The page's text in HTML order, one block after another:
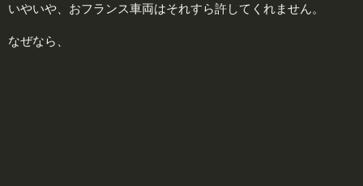
いやいや、おフランス車両はそれすら許してくれません。
なぜなら、